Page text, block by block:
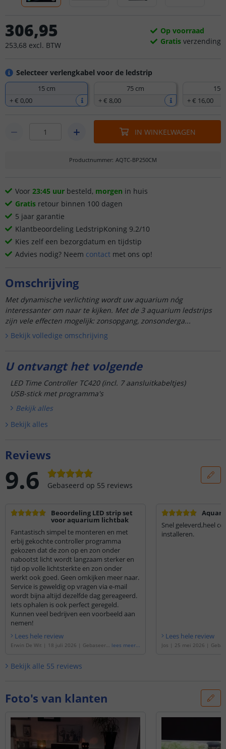
Selecteer verlengkabel voor de ledstrip
15 cm
+€ 0,00
75 cm
+€ 8,00
150
+€ 16,00
306,95
253,68 excl. BTW
Op voorraad
Gratis verzending
IN WINKELWAGEN
Productnummer: AQTC-BP250CM
Voor 23:45 uur besteld, morgen in huis
Gratis retour binnen 100 dagen
5 jaar garantie
Klantbeoordeling LedstripKoning 9.2/10
Kies zelf een bezorgdatum en tijdstip
Advies nodig? Neem contact met ons op!
Omschrijving
Met dynamische verlichting wordt uw aquarium nóg
interessanter om naar te kijken. Met de 3 aquarium ledstrips
zijn vele effecten mogelijk: zonsopgang, zonsonderga...
Bekijk volledige omschrijving
U ontvangt het volgende
LED Time Controller TC420 (incl. 7 aansluitkabeltjes)
USB-stick met programma's
Bekijk alles
Bekijk alles
Reviews
9.6 Gebaseerd op 55 reviews
Beoordeling LED strip set
voor aquarium lichtbak
Fantastisch simpel te monteren en met
erbij gekochte controller programma
gekozen dat de zon op en zon onder
nabootst licht wordt langzaam sterker en
tijd op volle lichtsterkte en zon onder
werkt ook goed. Geen omkijken meer naar.
Service is geweldig op vragen via e-mail
wordt bijna altijd dezelfde dag gereageerd.
Iets ophalen is ook perfect geregeld.
Kunnen veel bedrijven een voorbeeld aan
nemen!
Lees hele review
Erwin De Wit | 18 juli 2026 | Gebaseerd
lees meer...
Snel geleverd,heel
installeren.
Lees hele review
Jos | 25 mei 2026 |
Bekijk alle 55 reviews
Foto's van klanten